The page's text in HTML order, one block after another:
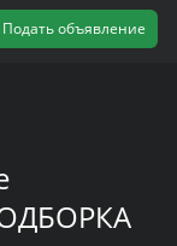
Подать объявление